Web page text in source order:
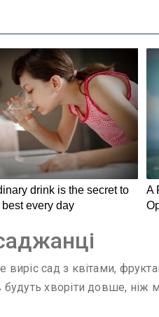
виріс сад з квітами,
хворіти довше, ніж